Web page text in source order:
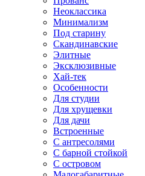
Неоклассика
Минимализм
Под старину
Скандинавские
Элитные
Эксклюзивные
Хай-тек
Особенности
Для студии
Для хрущевки
Для дачи
Встроенные
С антресолями
С барной стойкой
С островом